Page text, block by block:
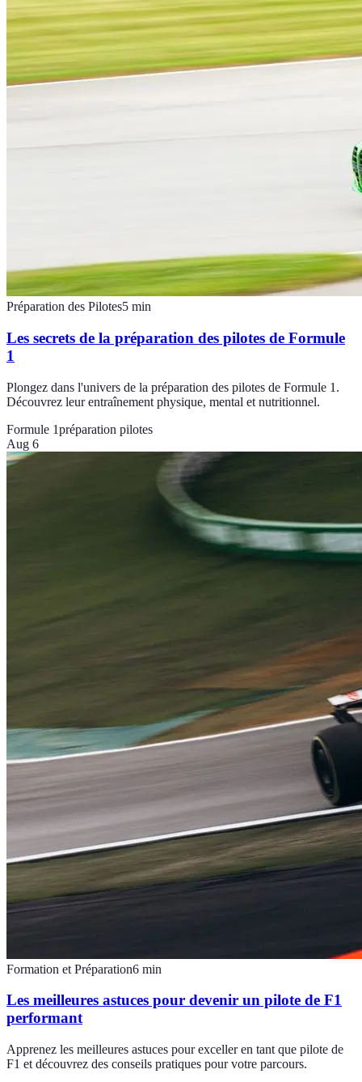
Préparation des Pilotes5 min
Les secrets de la préparation des pilotes de Formule
1
Plongez dans l'univers de la préparation des pilotes de Formule 1.
Découvrez leur entraînement physique, mental et nutritionnel.
Formule 1préparation pilotes
Aug 6
Formation et Préparation6 min
Les meilleures astuces pour devenir un pilote de F1
performant
Apprenez les meilleures astuces pour exceller en tant que pilote de
F1 et découvrez des conseils pratiques pour votre parcours.